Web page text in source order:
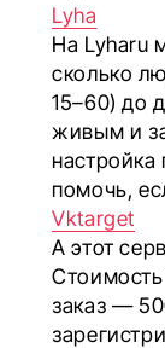
Lyha
На Lyharu
сколько
15–60) до
живым и
помочь,
Vktarget
А этот
заказ —